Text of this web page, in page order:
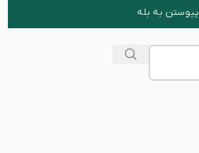
پیوستن به بله